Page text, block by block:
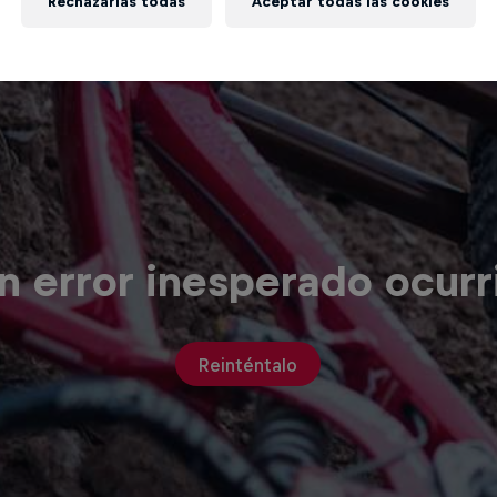
error inesperado
Reinténtalo